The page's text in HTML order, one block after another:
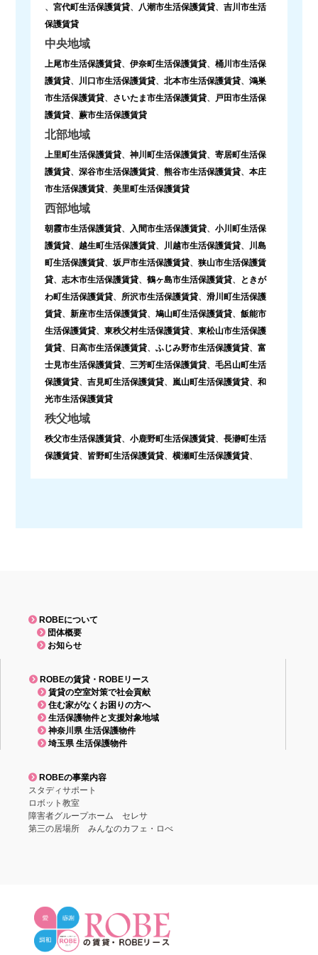
、 宮代町生活保護賃貸、 八潮市生活保護賃貸、 吉川市生活
保護賃貸
中央地域
上尾市生活保護賃貸、 伊奈町生活保護賃貸、 桶川市生活保
護賃貸、 川口市生活保護賃貸、 北本市生活保護賃貸、 鴻巣
市生活保護賃貸、 さいたま市生活保護賃貸、
戸田市生活保
護賃貸、 蕨市生活保護賃貸
北部地域
上里町生活保護賃貸、 神川町生活保護賃貸、 寄居町生活保
護賃貸、 深谷市生活保護賃貸、 熊谷市生活保護賃貸、 本庄
市生活保護賃貸、 美里町生活保護賃貸
西部地域
朝霞市生活保護賃貸、 入間市生活保護賃貸、 小川町生活保
護賃貸、 越生町生活保護賃貸、 川越市生活保護賃貸、
川島
町生活保護賃貸、 坂戸市生活保護賃貸、 狭山市生活保護賃
貸、 志木市生活保護賃貸、 鶴ヶ島市生活保護賃貸、
ときが
わ町生活保護賃貸、 所沢市生活保護賃貸、 滑川町生活保護
賃貸、 新座市生活保護賃貸、 鳩山町生活保護賃貸、 飯能市
生活保護賃貸、 東秩父村生活保護賃貸、 東松山市生活保護
賃貸、 日高市生活保護賃貸、 ふじみ野市生活保護賃貸、 富
士見市生活保護賃貸、 三芳町生活保護賃貸、 毛呂山町生活
保護賃貸、 吉見町生活保護賃貸、 嵐山町生活保護賃貸、 和
光市生活保護賃貸
秩父地域
秩父市生活保護賃貸、 小鹿野町生活保護賃貸、 長瀞町生活
保護賃貸、 皆野町生活保護賃貸、 横瀬町生活保護賃貸、
ROBEについて
団体概要
お知らせ
ROBEの賃貸・ROBEリース
賃貸の空室対策で社会貢献
住む家がなくお困りの方へ
生活保護物件と支援対象地域
神奈川県 生活保護物件
埼玉県 生活保護物件
ROBEの事業内容
スタディサポート
ロボット教室
障害者グループホーム セレサ
第三の居場所 みんなのカフェ・ロべ